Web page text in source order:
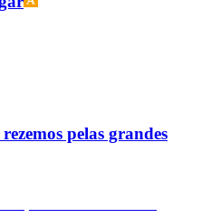
pelas grandes